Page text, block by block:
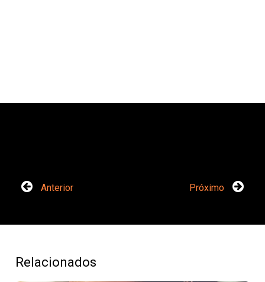
Anterior Próximo
Relacionados